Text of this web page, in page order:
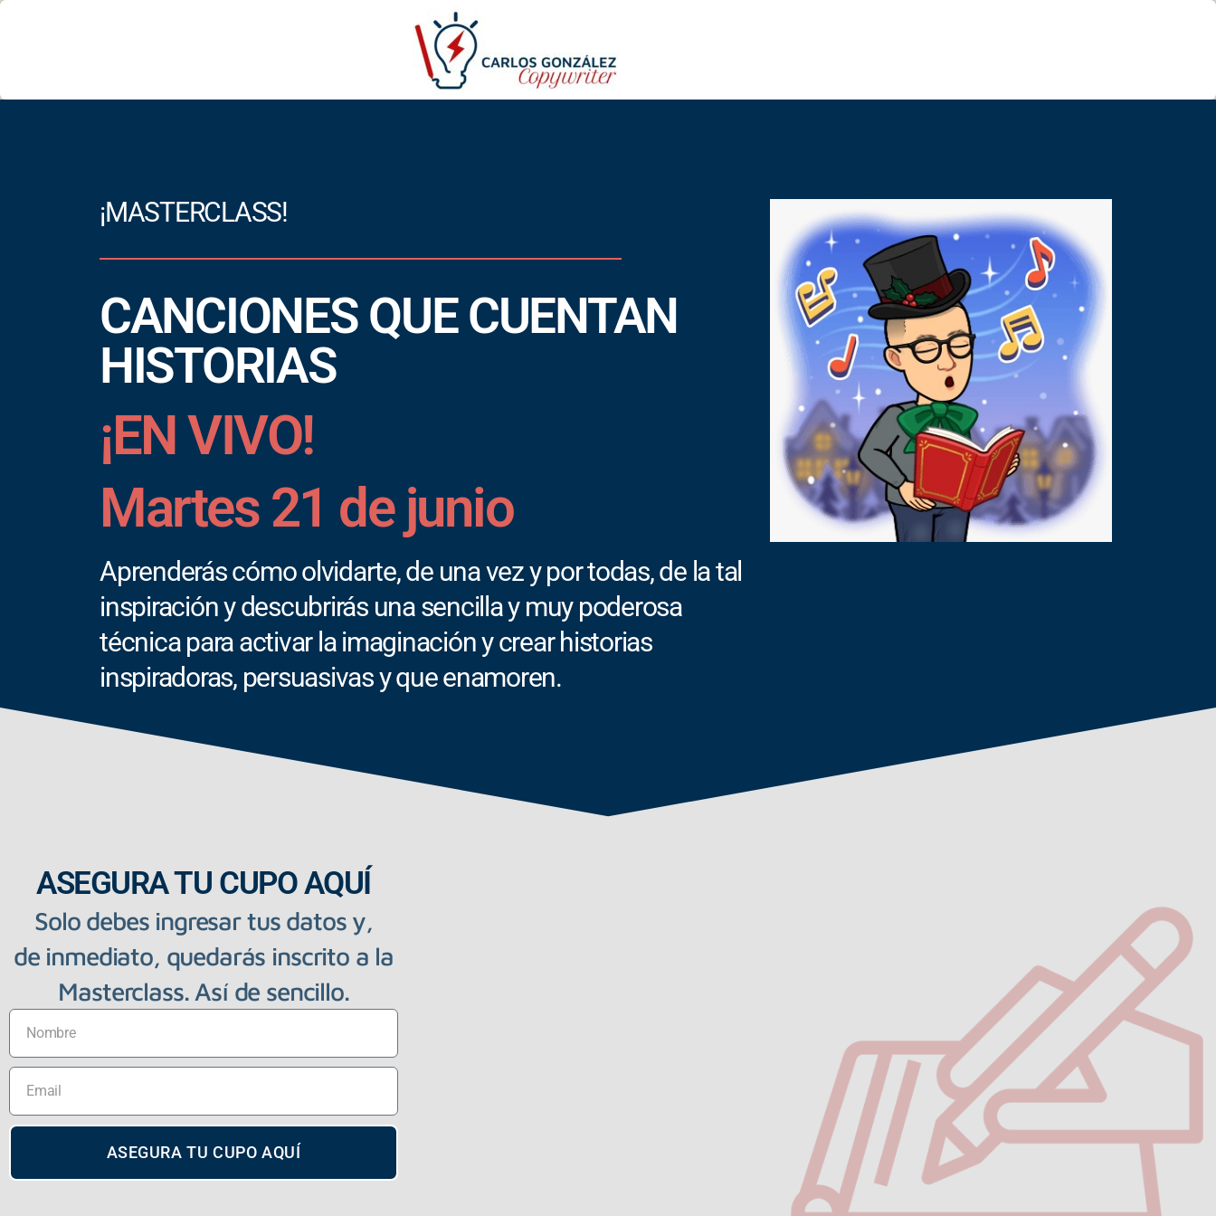
¡MASTERCLASS!
CANCIONES QUE CUENTAN
HISTORIAS
¡EN VIVO!
Martes 21 de junio
Aprenderás cómo olvidarte, de una vez y por todas, de la tal
inspiración y descubrirás una sencilla y muy poderosa
técnica para activar la imaginación y crear historias
inspiradoras, persuasivas y que enamoren.
ASEGURA TU CUPO AQUÍ
Solo debes ingresar tus datos y,
de inmediato, quedarás inscrito a la
Masterclass. Así de sencillo.
ASEGURA TU CUPO AQUÍ